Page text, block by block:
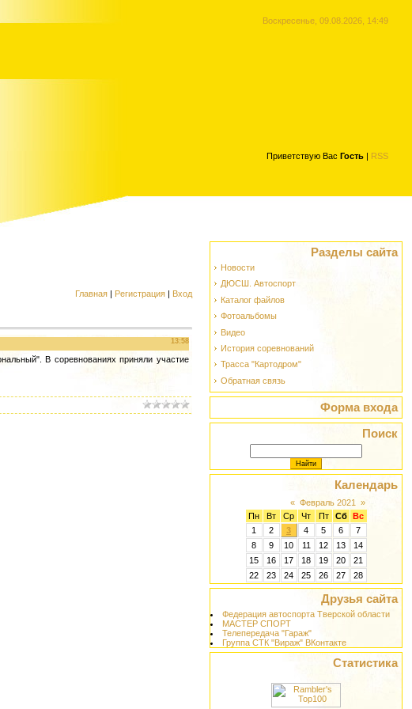
Воскресенье, 09.08.2026, 14:49
Приветствую Вас Гость | RSS
Главная | Регистрация | Вход
13:58
В соревнованиях приняли участие
Разделы сайта
Новости
ДЮСШ. Автоспорт
Каталог файлов
Фотоальбомы
Видео
История соревнований
Трасса "Картодром"
Обратная связь
Форма входа
Поиск
Календарь
« Февраль 2021
»
Пн
Вт Ср Чт Пт Сб
Вс
1
2 3 4 5 6
7
8
9 10 11 12 13
14
15
16 17 18 19 20
21
22
23 24 25 26 27 28
Друзья сайта
Федерация автоспорта Тверской области
МАСТЕР СПОРТ
Телепередача "Гараж"
Группа СТК "Вираж" ВКонтакте
Статистика